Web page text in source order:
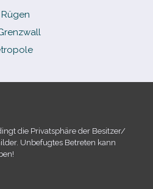
die Privatsphäre der Besitzer/​
Unbefugtes Betreten kann